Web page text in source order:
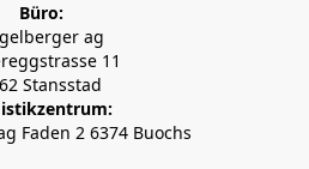
Büro:
ag
11
Stansstad
Faden 2 6374 Buochs